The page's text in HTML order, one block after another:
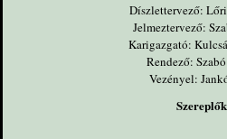
Díszlettervező:
Jelmeztervező:
Karigazgató:
Rendező:
Vezényel: